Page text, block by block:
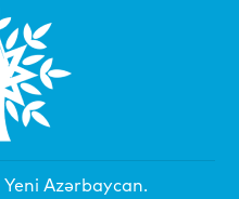
Yeni Azərbaycan.